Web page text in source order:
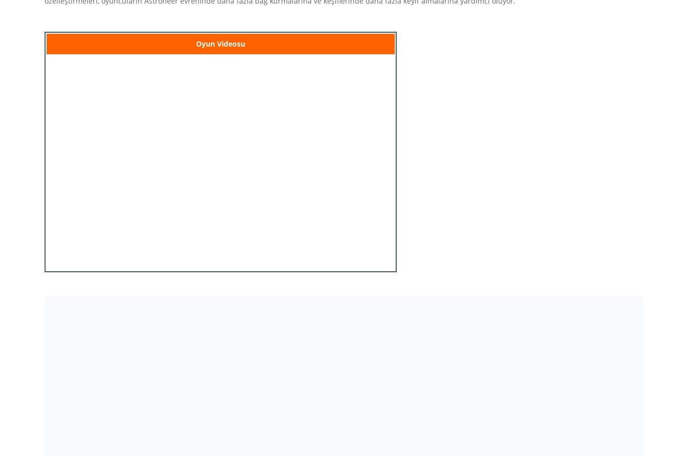
Oyun Videosu